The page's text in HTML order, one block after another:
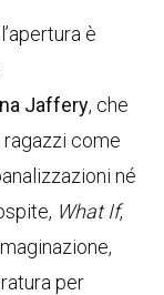
è
Jaffery, che
ragazzi come
né
What If,
per